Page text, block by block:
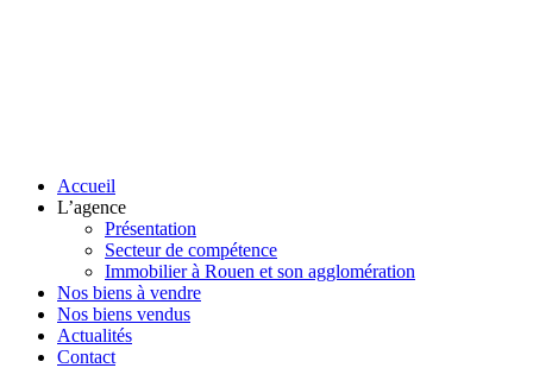
Accueil
L’agence
Présentation
Secteur de compétence
Immobilier à Rouen et son agglomération
Nos biens à vendre
Nos biens vendus
Actualités
Contact